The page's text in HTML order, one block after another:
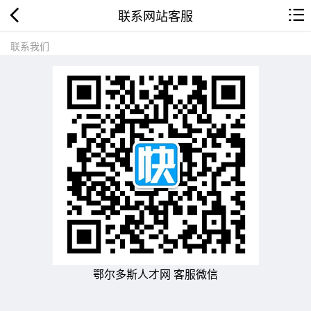
联系网站客服
联系我们
鄂尔多斯人才网 客服微信